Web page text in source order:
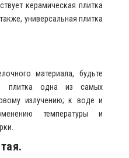
керамическая плитка
универсальная плитка
материала, будьте
плитка одна из самых
излучению; к воде и
температуры и